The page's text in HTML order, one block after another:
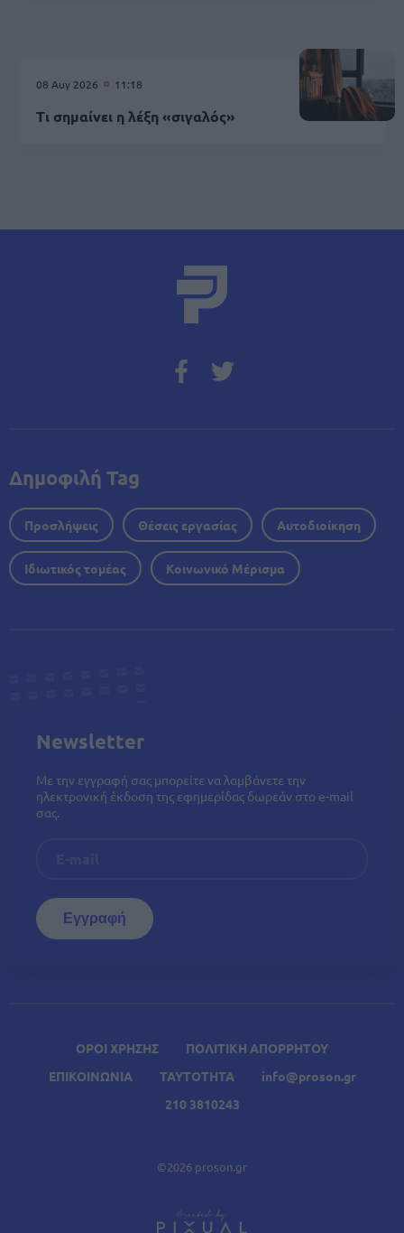
08 Αυγ 2026 11:18
Τι σημαίνει η λέξη «σιγαλός»
ΟΡΟΙ ΧΡΗΣΗΣ
ΠΟΛΙΤΙΚΗ ΑΠΟΡΡΗΤΟΥ
ΕΠΙΚΟΙΝΩΝΙΑ
ΤΑΥΤΟΤΗΤΑ
info@proson.gr
210 3810243
©2026 proson.gr
Δημοφιλή Tag
Προσλήψεις Θέσεις εργασίας Αυτοδιοίκηση
Ιδιωτικός τομέας Κοινωνικό Μέρισμα
Newsletter
Με την εγγραφή σας μπορείτε να λαμβάνετε την
ηλεκτρονική έκδοση της εφημερίδας δωρεάν στο e-mail
σας.